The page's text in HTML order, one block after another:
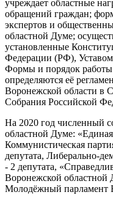
учреждает областные
обращений граждан;
экспертов и
областной Думе;
установленные
Федерации (РФ),
Формы и порядок
определяются её
Воронежской области в
Собрания Российской
На 2020 год численный
областной Думе:
Коммунистическая
депутата, Либерально-
- 2 депутата,
Воронежской областной
Молодёжный парламент